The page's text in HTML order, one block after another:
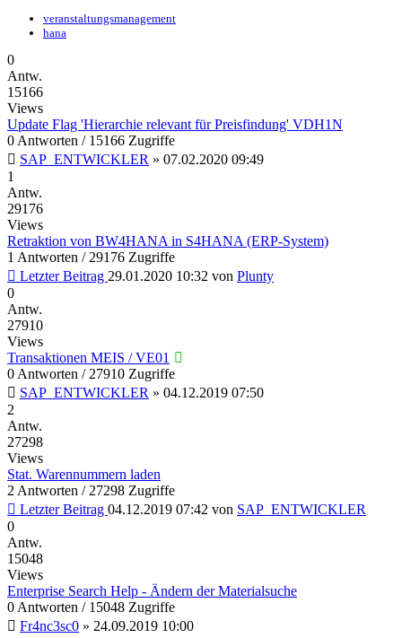
veranstaltungsmanagement
hana
0
Antw.
15166
Views
Update Flag 'Hierarchie relevant für Preisfindung' VDH1N
0 Antworten / 15166 Zugriffe
SAP_ENTWICKLER » 07.02.2020 09:49
1
Antw.
29176
Views
Retraktion von BW4HANA in S4HANA (ERP-System)
1 Antworten / 29176 Zugriffe
Letzter Beitrag 29.01.2020 10:32 von Plunty
0
Antw.
27910
Views
Transaktionen MEIS / VE01
0 Antworten / 27910 Zugriffe
SAP_ENTWICKLER » 04.12.2019 07:50
2
Antw.
27298
Views
Stat. Warennummern laden
2 Antworten / 27298 Zugriffe
Letzter Beitrag 04.12.2019 07:42 von SAP_ENTWICKLER
0
Antw.
15048
Views
Enterprise Search Help - Ändern der Materialsuche
0 Antworten / 15048 Zugriffe
Fr4nc3sc0 » 24.09.2019 10:00